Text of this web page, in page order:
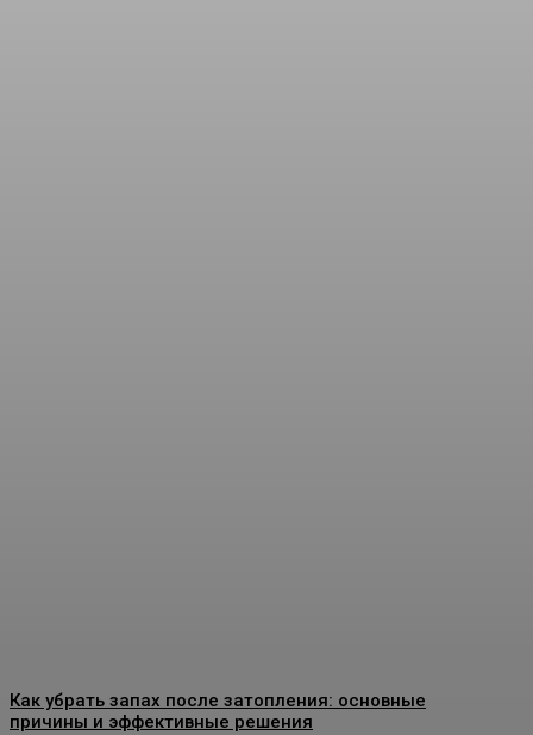
Как убрать запах после затопления: основные
причины и эффективные решения